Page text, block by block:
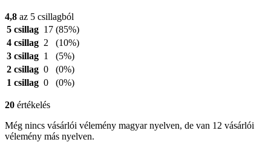
4,8 az 5 csillagból
5 csillag 17 (85%)
4 csillag 2
(10%)
3 csillag 1
(5%)
2 csillag 0
(0%)
1 csillag 0 (0%)
20 értékelés
Még nincs vásárlói vélemény magyar nyelven, de van 12 vásárlói
vélemény más nyelven.